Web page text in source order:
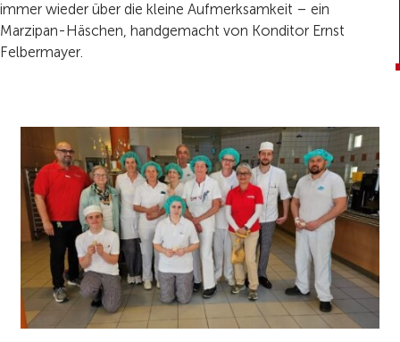
immer wieder über die kleine Aufmerksamkeit – ein
Marzipan-Häschen, handgemacht von Konditor Ernst
Felbermayer.